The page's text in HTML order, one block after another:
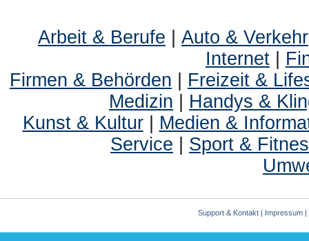
Arbeit & Berufe Auto & Verkehr
Internet
Firmen & Behörden
Freizeit &
Medizin
Handys &
Kunst & Kultur| Medien &
Service
Sport &
Support & Kontakt | Impressum |